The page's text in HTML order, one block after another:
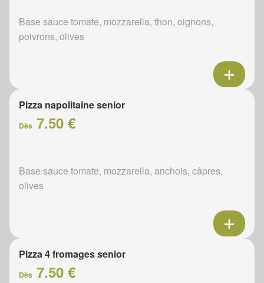
Base sauce tomate, mozzarella, thon, oignons,
poivrons, olives
Pizza napolitaine senior
Dès 7.50 €
Base sauce tomate, mozzarella, anchois, câpres,
olives
Pizza 4 fromages senior
Dès 7.50 €